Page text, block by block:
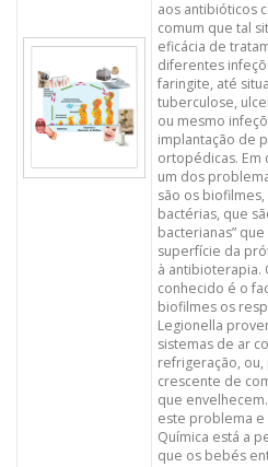
aos antibióticos
comum que tal
eficácia de
diferentes
faringite, até
tuberculose,
ou mesmo
implantação de
ortopédicas. Em
um dos
são os
bactérias, que
bacterianas”
superfície da
à antibioterapia.
conhecido é o
biofilmes os
Legionella
sistemas de ar
refrigeração,
crescente de
que
este problema e
Química está a
que os bebés